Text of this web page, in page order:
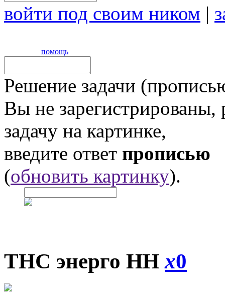
войти под своим ником |
помощь
Решение задачи
Вы не
задачу на картинке,
введите ответ прописью
(обновить картинку).
ТНС энерго ННx0